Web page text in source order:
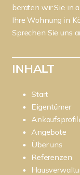
beraten wir Sie in
Ihre Wohnung in
Sprechen Sie uns
INHALT
Start
Eigentümer
Angebote
Über uns
Referenzen